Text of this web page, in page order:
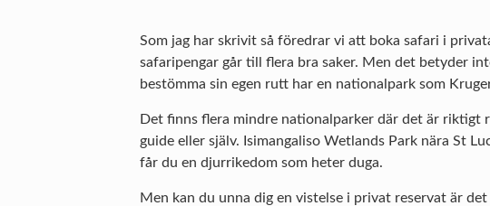
Som jag har skrivit så föredrar vi att boka safari i
safaripengar går till flera bra saker. Men det betyder
bestömma sin egen rutt har en nationalpark som
Det finns flera mindre nationalparker där det är riktigt
guide eller själv. Isimangaliso Wetlands Park nära St
får du en djurrikedom som heter duga.
Men kan du unna dig en vistelse i privat reservat är